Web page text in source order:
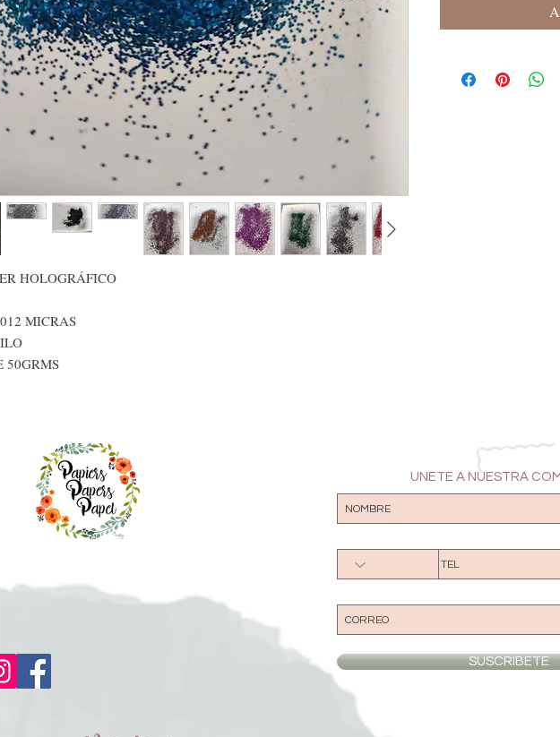
HOLOGRÁFICO
MICRAS
50GRMS
UNETE A NUESTRA
SUSCRIBETE